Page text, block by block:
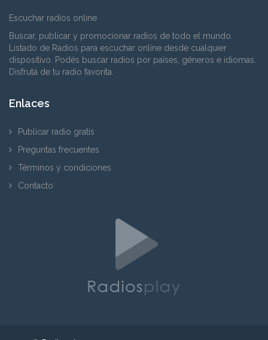
Escuchar radios online
Buscar, publicar y promocionar radios de todo el mundo.
Listado de Radios para escuchar online desde cualquier
dispositivo. Podés buscar radios por países, géneros e idiomas.
Disfrutá de tu radio favorita.
Enlaces
Publicar radio gratis
Preguntas frecuentes
Términos y condiciones
Contacto